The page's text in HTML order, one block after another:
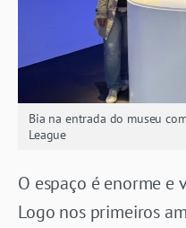
Bia na entrada do museu
League
O espaço é enorme
Logo nos primeiros